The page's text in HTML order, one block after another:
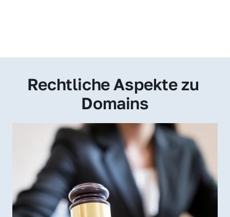
Rechtliche Aspekte zu
Domains